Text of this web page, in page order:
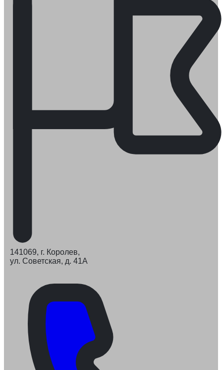
141069, г. Королев,
ул. Советская, д. 41А